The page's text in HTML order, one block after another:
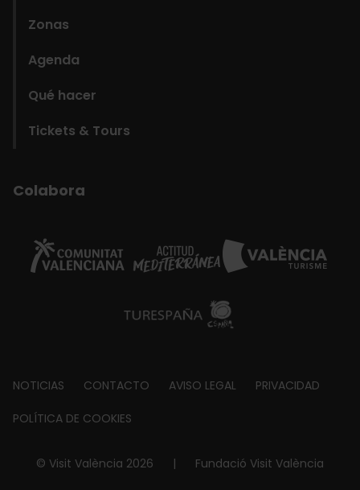
Zonas
Agenda
Qué hacer
Tickets & Tours
Colabora
Footer
about
NOTICIAS CONTACTO AVISO LEGAL PRIVACIDAD
POLÍTICA DE COOKIES
© Visit València 2026 | Fundació Visit València